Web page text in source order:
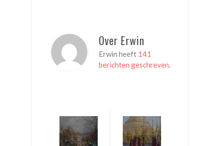
Over Erwin
Erwin heeft 141
berichten geschreven.